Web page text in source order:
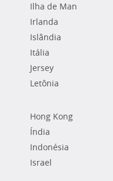
Ilha de Man
Irlanda
Islândia
Itália
Jersey
Letônia
Hong Kong
Índia
Indonésia
Israel